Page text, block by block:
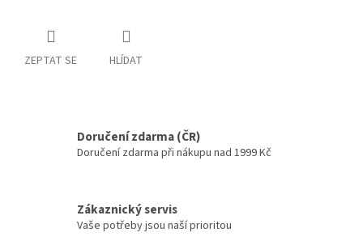
ZEPTAT SE HLÍDAT
Doručení zdarma (ČR)
Doručení zdarma při nákupu nad 1999 Kč
Zákaznický servis
Vaše potřeby jsou naší prioritou